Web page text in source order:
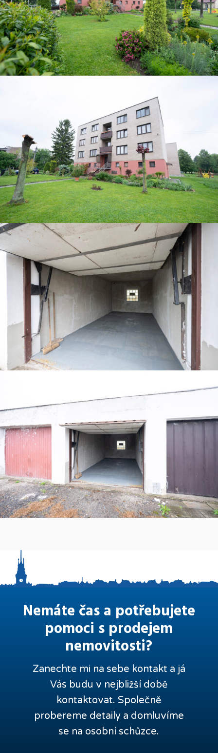
Nemáte čas a potřebujete
pomoci s prodejem
nemovitosti?
Zanechte mi na sebe kontakt a já
Vás budu v nejbližší době
kontaktovat. Společně
probereme detaily a domluvíme
se na osobní schůzce.